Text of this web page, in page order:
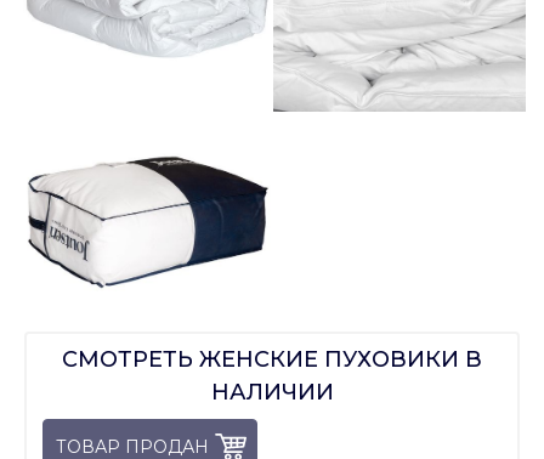
СМОТРЕТЬ ЖЕНСКИЕ ПУХОВИКИ В
НАЛИЧИИ
ТОВАР ПРОДАН